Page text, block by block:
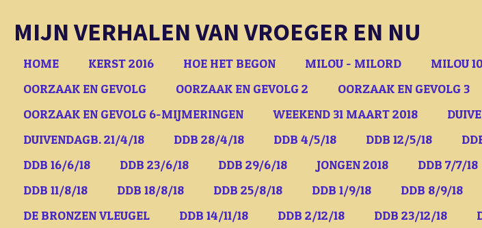
direct
hoofdinhoud
MIJN VERHALEN VAN VROEGER EN NU
HOME KERST 2016 HOE HET BEGON MILOU - MILORD MILOU
OORZAAK EN GEVOLG
OORZAAK EN GEVOLG 2 OORZAAK EN GEVOLG 3
OORZAAK EN GEVOLG 6-MIJMERINGEN
WEEKEND 31 MAART 2018
DUIVENDAGB. 21/4/18
DDB 28/4/18 DDB 4/5/18 DDB 12/5/18
DDB 16/6/18
DDB 23/6/18 DDB 29/6/18 JONGEN 2018 DDB 7/7/18
DDB 11/8/18
DDB 18/8/18 DDB 25/8/18 DDB 1/9/18 DDB 8/9/18
DE BRONZEN VLEUGEL
DDB 14/11/18 DDB 2/12/18 DDB 23/12/18